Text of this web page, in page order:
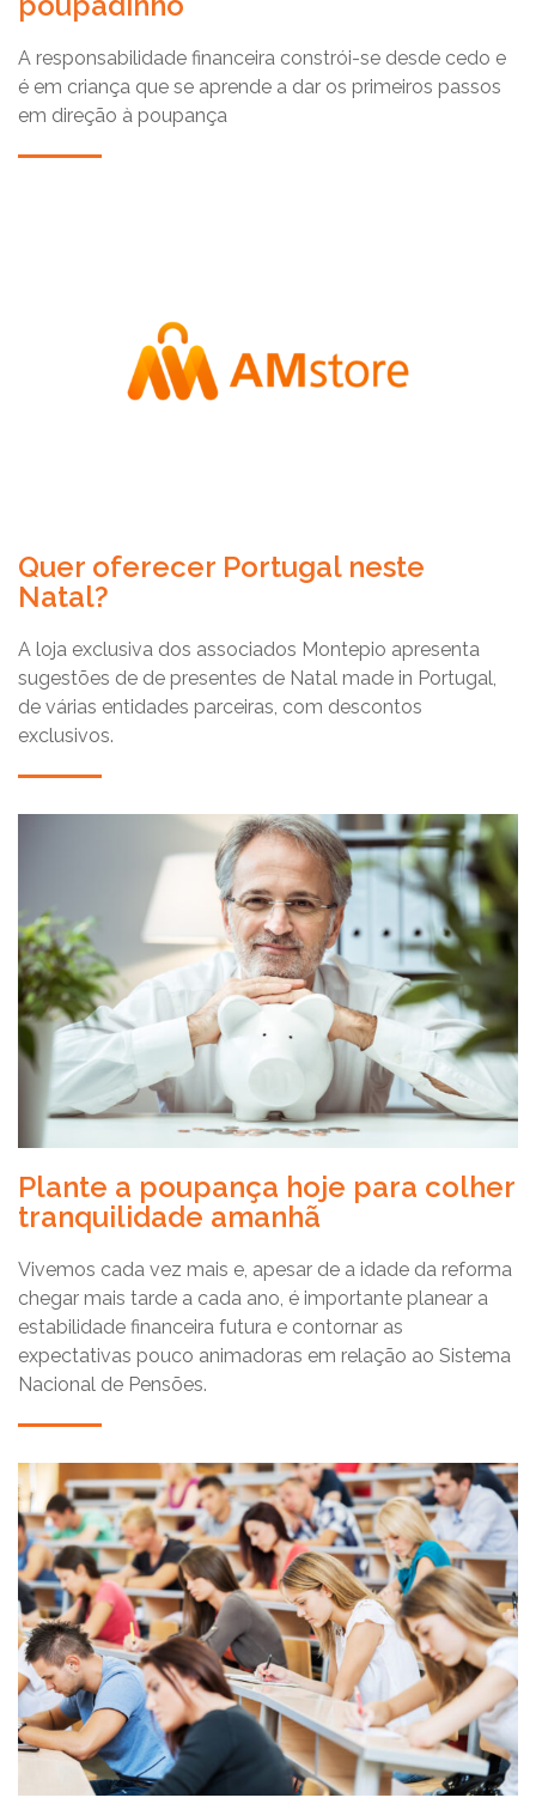
A responsabilidade financeira constrói-se desde cedo e
é em criança que se aprende a dar os primeiros passos
em direção à poupança
Quer oferecer Portugal neste
Natal?
A loja exclusiva dos associados Montepio apresenta
sugestões de de presentes de Natal made in Portugal,
de várias entidades parceiras, com descontos
exclusivos.
Plante a poupança hoje para colher
tranquilidade amanhã
Vivemos cada vez mais e, apesar de a idade da reforma
chegar mais tarde a cada ano, é importante planear a
estabilidade financeira futura e contornar as
expectativas pouco animadoras em relação ao Sistema
Nacional de Pensões.